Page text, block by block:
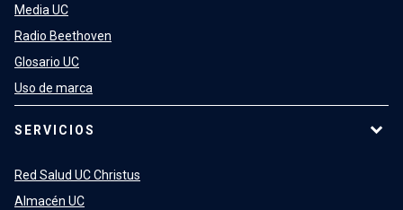
Media UC
Radio Beethoven
Glosario UC
Uso de marca
SERVICIOS
Red Salud UC Christus
Almacén UC